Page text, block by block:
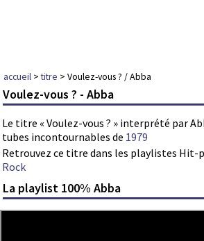
accueil >titre > Voulez-vous ? / Abba
Voulez-vous ? - Abba
Le titre « Voulez-vous ? » interprété par
tubes incontournables de 1979
Retrouvez ce titre dans les playlistes Hit-
Rock
La playlist 100% Abba